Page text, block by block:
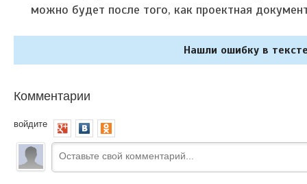
можно будет после того, как проектная
Нашли ошибку в
Комментарии
войдите